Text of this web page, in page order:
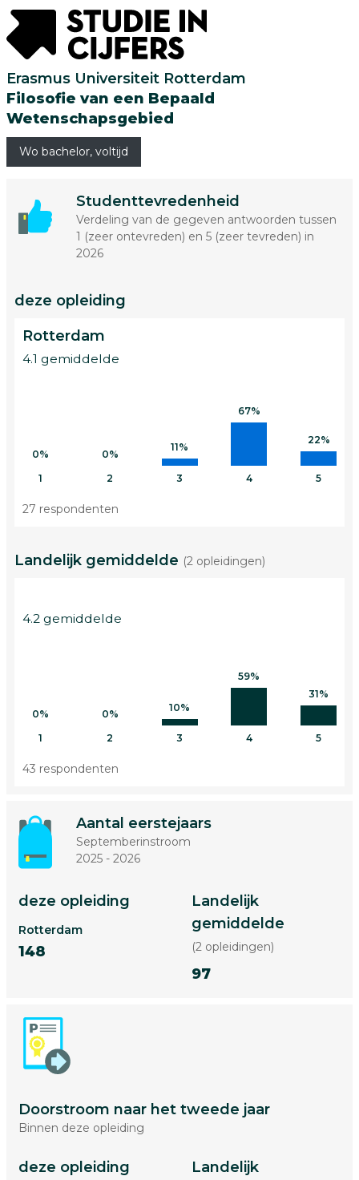
Erasmus Universiteit Rotterdam
Filosofie van een Bepaald
Wetenschapsgebied
Wo bachelor, voltijd
Studenttevredenheid
Verdeling van de gegeven antwoorden tussen
1 (zeer ontevreden) en 5 (zeer tevreden) in
2026
deze opleiding
Rotterdam
4.1 gemiddelde
0%
1
0%
2
11%
3
67%
4
22%
5
27 respondenten
Landelijk gemiddelde (2 opleidingen)
4.2 gemiddelde
0%
1
0%
2
10%
3
59%
4
31%
5
43 respondenten
Aantal eerstejaars
Septemberinstroom
2025 - 2026
deze opleiding
Rotterdam
148
Landelijk
gemiddelde
(2 opleidingen)
97
Doorstroom naar het tweede jaar
Binnen deze opleiding
deze opleiding
Landelijk